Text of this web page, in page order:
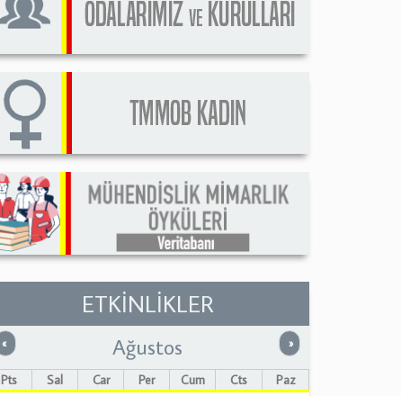
ETKİNLİKLER
« Önceki »Sonraki
Ağustos
Pts Sal Çar Per Cum Cts
Paz